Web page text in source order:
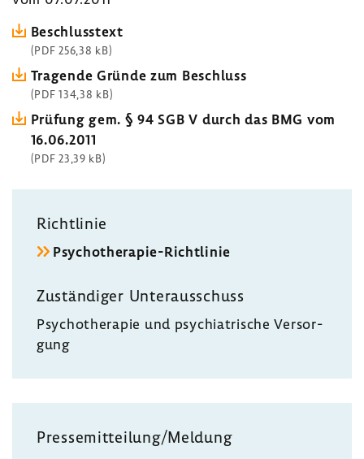
Beschluss­text
(PDF 256,38 kB)
Tragende Gründe zum Beschluss
(PDF 134,38 kB)
Prüfung gem. § 94 SGB V durch das BMG vom
16.06.2011
(PDF 23,39 kB)
Richt­linie
Psychotherapie-​Richtlinie
Zustän­diger Unter­aus­schuss
Psycho­the­rapie und psych­ia­tri­sche Versor­
gung
Pres­se­mit­tei­lung/Meldung